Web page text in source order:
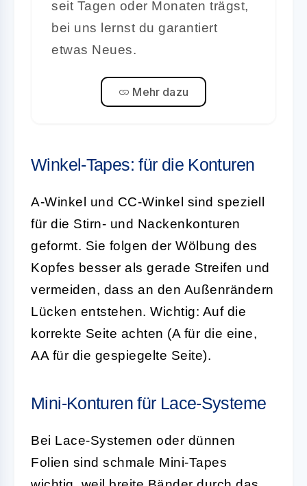
seit Tagen oder Monaten trägst,
bei uns lernst du garantiert
etwas Neues.
Mehr dazu
Winkel-Tapes: für die Konturen
A-Winkel und CC-Winkel sind speziell
für die Stirn- und Nackenkonturen
geformt. Sie folgen der Wölbung des
Kopfes besser als gerade Streifen und
vermeiden, dass an den Außenrändern
Lücken entstehen. Wichtig: Auf die
korrekte Seite achten (A für die eine,
AA für die gespiegelte Seite).
Mini-Konturen für Lace-Systeme
Bei Lace-Systemen oder dünnen
Folien sind schmale Mini-Tapes